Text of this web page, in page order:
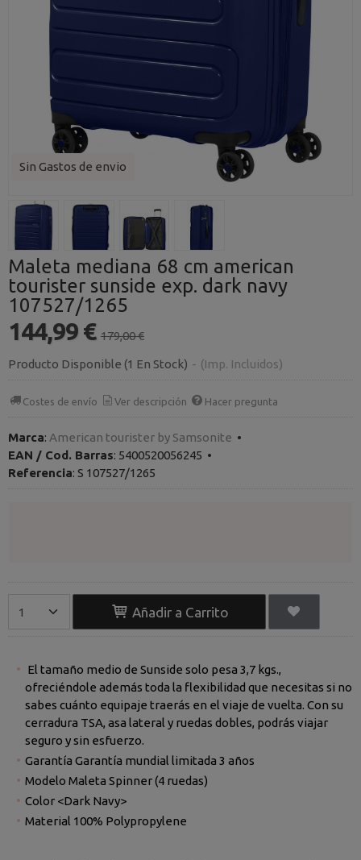
Sin Gastos de envio
Maleta mediana 68 cm american
tourister sunside exp. dark navy
107527/1265
144,99 € 179,00 €
Producto Disponible (1 En Stock) - (Imp. Incluidos)
Costes de envío Ver descripción Hacer pregunta
Marca: American tourister by Samsonite •
EAN / Cod. Barras: 5400520056245 •
Referencia: S 107527/1265
Añadir a Carrito
El tamaño medio de Sunside solo pesa 3,7 kgs.,
ofreciéndole además toda la flexibilidad que necesitas si no
sabes cuánto equipaje traerás en el viaje de vuelta. Con su
cerradura TSA, asa lateral y ruedas dobles, podrás viajar
seguro y sin esfuerzo.
Garantía Garantía mundial limitada 3 años
Modelo Maleta Spinner (4 ruedas)
Color <Dark Navy>
Material 100% Polypropylene